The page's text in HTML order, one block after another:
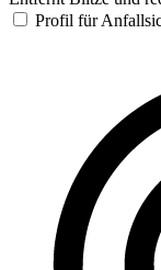
Profil für